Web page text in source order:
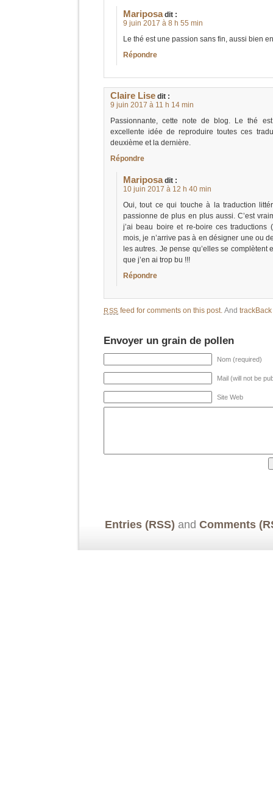
Mariposa dit :
9 juin 2017 à 8 h 55 min
Le thé est une passion sans fin, aussi bien
Répondre
Claire Lise dit :
9 juin 2017 à 11 h 14 min
Passionnante, cette note de blog. Le thé
excellente idée de reproduire toutes ces
deuxième et la dernière.
Répondre
Mariposa dit :
10 juin 2017 à 12 h 40 min
Oui, tout ce qui touche à la traduction
passionne de plus en plus aussi. C’est
j’ai beau boire et re-boire ces traductions
mois, je n’arrive pas à en désigner une ou
les autres. Je pense qu’elles se complètent
que j’en ai trop bu !!!
Répondre
RSS feed for comments on this post. And
Envoyer un grain de pollen
Nom (required)
Mail (will not be
Site Web
Entries (RSS) and Comments